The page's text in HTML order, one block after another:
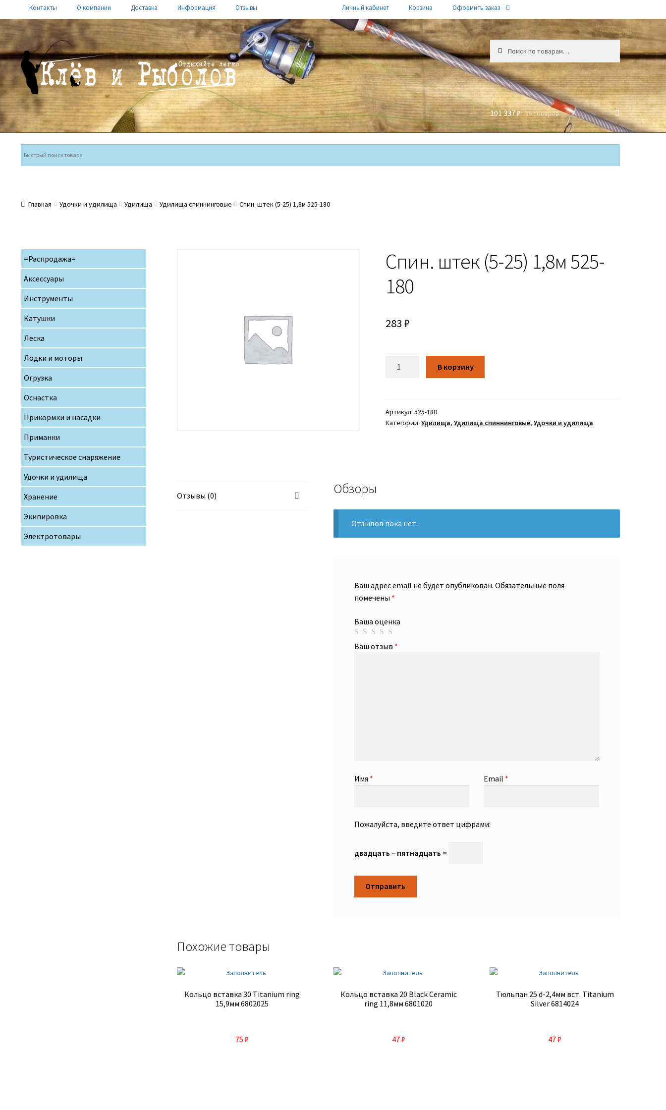
Контакты О компании Доставка Информация Отзывы Личный кабинет Корзина Оформить заказ
Перейти
к
навигации
Перейти
к
содержимому
101 337 ₽ 39 товаров
Главная Удочки и удилища Удилища Удилища спиннинговые Спин. штек (5-25) 1,8м 525-180
Спин. штек (5-25) 1,8м 525-
180
283₽
В корзину
Артикул:525-180
Категории:Удилища,Удилища спиннинговые,Удочки и удилища
Отзывы (0) Обзоры
Отзывов пока нет.
Ваш адрес email не будет опубликован. Обязательные поля
помечены *
Ваша оценка
Ваш отзыв *
Имя * Email *
Пожалуйста, введите ответ цифрами:
двадцать − пятнадцать =
Похожие товары
Кольцо вставка 30 Titanium ring
15,9мм 6802025
75₽
Кольцо вставка 20 Black Ceramic
ring 11,8мм 6801020
47₽
Тюльпан 25 d-2,4мм вст. Titanium
Silver 6814024
47₽
=Распродажа=
Аксессуары
Инструменты
Катушки
Леска
Лодки и моторы
Огрузка
Оснастка
Прикормки и насадки
Приманки
Туристическое снаряжение
Удочки и удилища
Хранение
Экипировка
Электротовары